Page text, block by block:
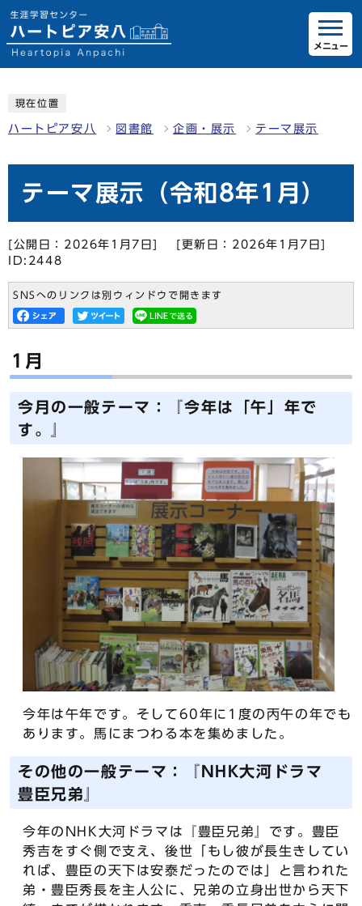
メニュー
現在位置
ハートピア安八 図書館 企画・展示 テーマ展示
テーマ展示（令和8年1月）
[公開日：2026年1月7日]
[更新日：2026年1月7日]
ID:2448
SNSへのリンクは別ウィンドウで開きます
1月
今月の一般テーマ：『今年は「午」年で
す。』
今年は午年です。そして60年に1度の丙午の年でも
あります。馬にまつわる本を集めました。
その他の一般テーマ：『NHK大河ドラマ
豊臣兄弟』
今年のNHK大河ドラマは『豊臣兄弟』です。豊臣
秀吉をすぐ側で支え、後世「もし彼が長生きしてい
れば、豊臣の天下は安泰だったのでは」と言われた
弟・豊臣秀長を主人公に、兄弟の立身出世から天下